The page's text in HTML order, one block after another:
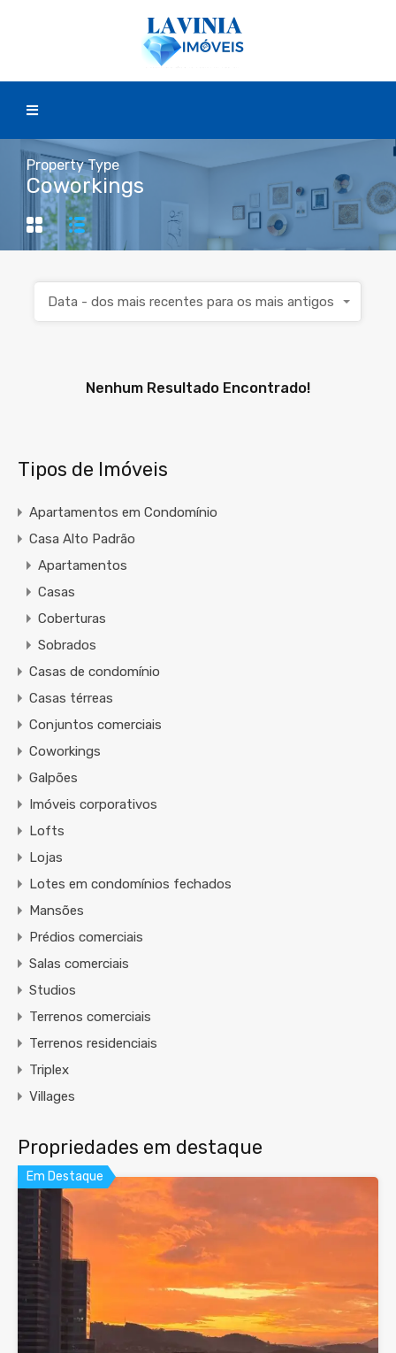
Property Type
Coworkings
Data - dos mais recentes para os mais antigos
Nenhum Resultado Encontrado!
Tipos de Imóveis
Apartamentos em Condomínio
Casa Alto Padrão
Apartamentos
Casas
Coberturas
Sobrados
Casas de condomínio
Casas térreas
Conjuntos comerciais
Coworkings
Galpões
Imóveis corporativos
Lofts
Lojas
Lotes em condomínios fechados
Mansões
Prédios comerciais
Salas comerciais
Studios
Terrenos comerciais
Terrenos residenciais
Triplex
Villages
Propriedades em destaque
Em Destaque